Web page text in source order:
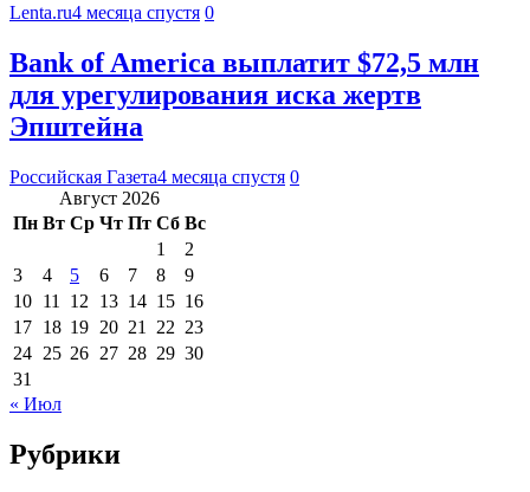
Lenta.ru4 месяца спустя 0
Bank of America выплатит $72,5 млн
для урегулирования иска жертв
Эпштейна
Российская Газета4 месяца спустя 0
Август 2026
Пн Вт Ср Чт Пт Сб Вс
1
2
3
4 5 6 7 8
9
10 11 12 13 14 15 16
17 18 19 20 21 22 23
24 25 26 27 28 29 30
31
« Июл
Рубрики